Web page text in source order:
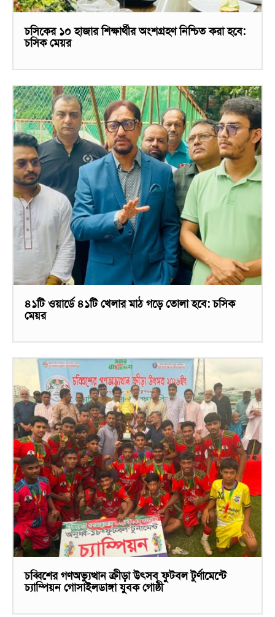
চসিকের ১০ হাজার শিক্ষার্থীর অংশগ্রহণ নিশ্চিত করা হবে:
চসিক মেয়র
৪১টি ওয়ার্ডে ৪১টি খেলার মাঠ গড়ে তোলা হবে: চসিক
মেয়র
চব্বিশের গণঅভ্যুত্থান ক্রীড়া উৎসব ফুটবল টুর্ণামেন্টে
চ্যাম্পিয়ন গোসাইলডাঙ্গা যুবক গোষ্ঠী